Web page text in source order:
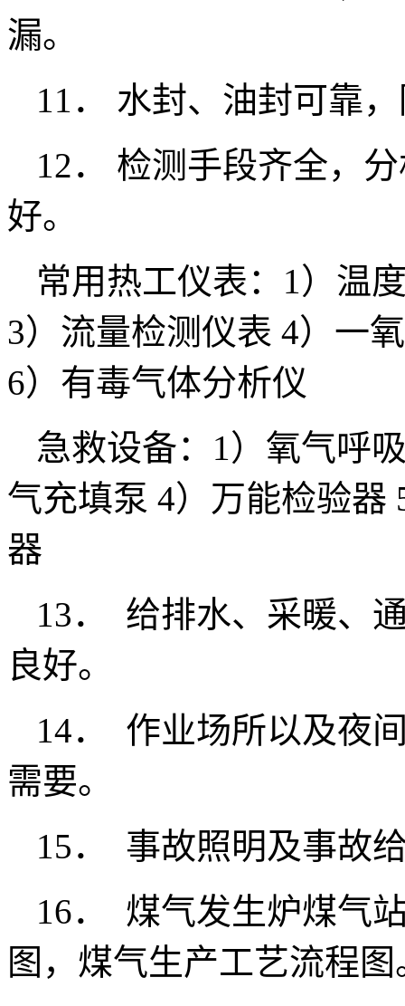
漏。
11． 水封、油封可靠
12． 检测手段齐全，
好。
常用热工仪表：1）温
3）流量检测仪表 4）一
6）有毒气体分析仪
急救设备：1）氧气呼
气充填泵 4）万能检验器
器
13． 给排水、采暖、
良好。
14． 作业场所以及夜
需要。
15． 事故照明及事故
16． 煤气发生炉煤气
图，煤气生产工艺流程图